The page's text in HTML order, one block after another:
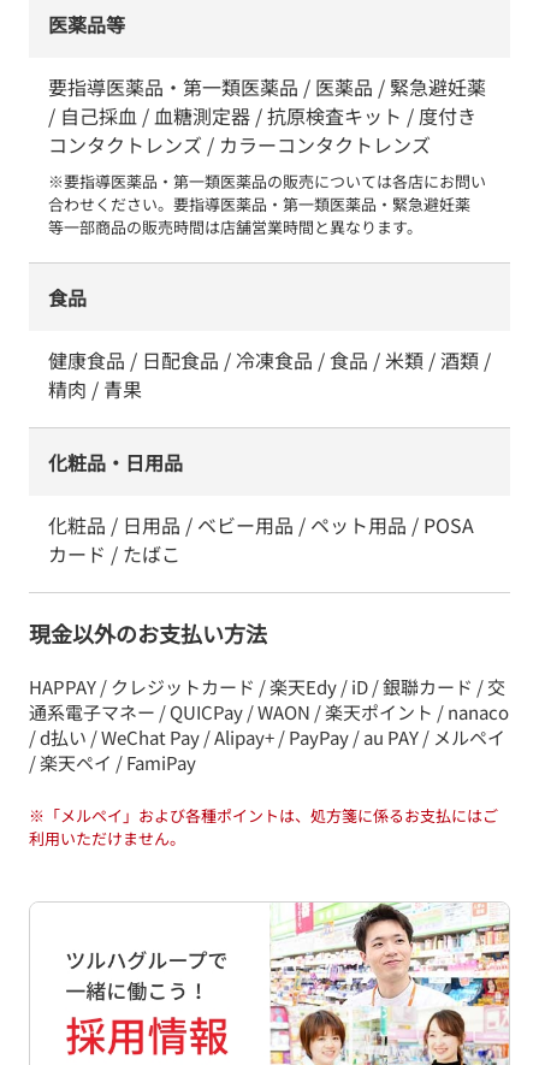
医薬品等
要指導医薬品・第一類医薬品 / 医薬品 / 緊急避妊薬
/ 自己採血 / 血糖測定器 / 抗原検査キット / 度付き
コンタクトレンズ / カラーコンタクトレンズ
※要指導医薬品・第一類医薬品の販売については各店にお問い
合わせください。要指導医薬品・第一類医薬品・緊急避妊薬
等一部商品の販売時間は店舗営業時間と異なります。
食品
健康食品 / 日配食品 / 冷凍食品 / 食品 / 米類 / 酒類 /
精肉 / 青果
化粧品・日用品
化粧品 / 日用品 / ベビー用品 / ペット用品 / POSA
カード / たばこ
現金以外のお支払い方法
HAPPAY / クレジットカード / 楽天Edy / iD / 銀聯カード / 交
通系電子マネー / QUICPay / WAON / 楽天ポイント / nanaco
/ d払い / WeChat Pay / Alipay+ / PayPay / au PAY / メルペイ
/ 楽天ペイ / FamiPay
※ 「メルペイ」および各種ポイントは、処方箋に係るお支払にはご
利用いただけません。